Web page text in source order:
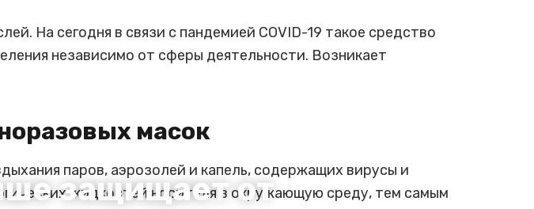
защищает от
На сегодня в связи с пандемией COVID-19 такое средство
независимо от сферы деятельности. Возникает
масок
паров, аэрозолей и капель, содержащих вирусы и
жидкостей носителя в окружающую среду, тем самым